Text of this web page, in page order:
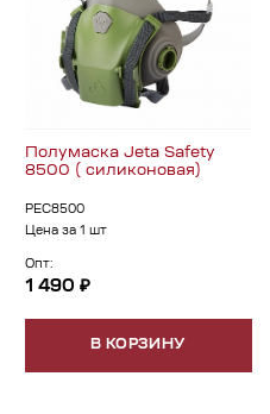
Полумаска Jeta Safety
8500 ( силиконовая)
РЕС8500
Цена за 1 шт
Опт:
1 490 ₽
В КОРЗИНУ